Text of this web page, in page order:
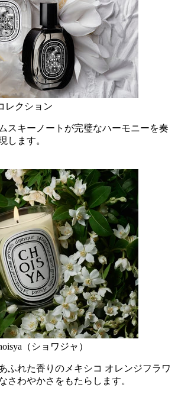
レクション
スキーノートが完璧なハーモニーを奏
します。
（ショワジャ）
ふれた香りのメキシコ オレンジフラワ
さわやかさをもたらします。